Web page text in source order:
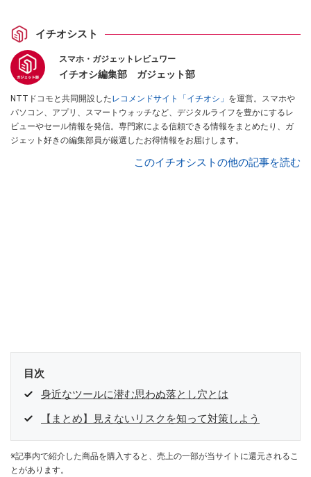
イチオシスト
スマホ・ガジェットレビュワー
イチオシ編集部 ガジェット部
NTTドコモと共同開設したレコメンドサイト「イチオシ」 を運営。スマホや
パソコン、アプリ、スマートウォッチなど、デジタルライフを豊かにするレ
ビューやセール情報を発信。専門家による信頼できる情報をまとめたり、ガ
ジェット好きの編集部員が厳選したお得情報をお届けします。
このイチオシストの他の記事を読む
目次
身近なツールに潜む思わぬ落とし穴とは
【まとめ】見えないリスクを知って対策しよう
※記事内で紹介した商品を購入すると、売上の一部が当サイトに還元されるこ
とがあります。